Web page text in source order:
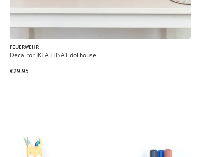
FEUERWEHR
Decal for IKEA FLISAT dollhouse
€29.95